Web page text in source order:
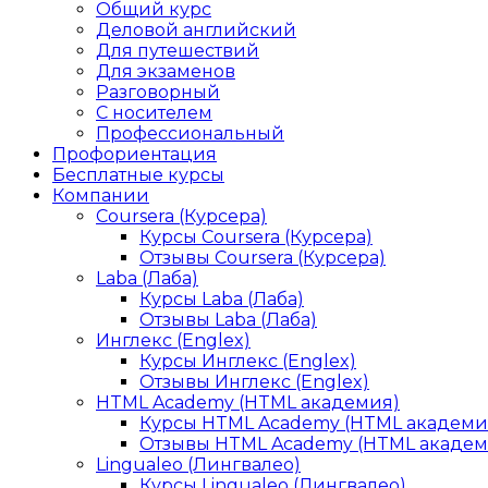
Общий курс
Деловой английский
Для путешествий
Для экзаменов
Разговорный
С носителем
Профессиональный
Профориентация
Бесплатные курсы
Компании
Coursera (Курсера)
Курсы Coursera (Курсера)
Отзывы Coursera (Курсера)
Laba (Лаба)
Курсы Laba (Лаба)
Отзывы Laba (Лаба)
Инглекс (Englex)
Курсы Инглекс (Englex)
Отзывы Инглекс (Englex)
HTML Academy (HTML академия)
Курсы HTML Academy (HTML
Отзывы HTML Academy (HTML
Lingualeo (Лингвалео)